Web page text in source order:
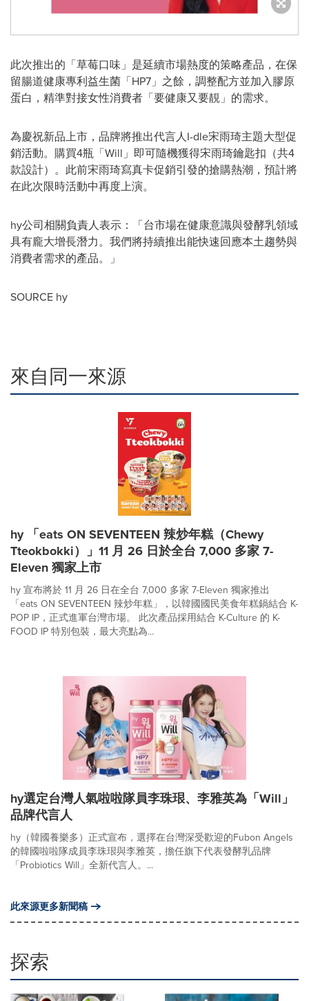
此次推出的「草莓口味」是延續市場熱度的策略產品，在保
留腸道健康專利益生菌「HP7」之餘，調整配方並加入膠原
蛋白，精準對接女性消費者「要健康又要靚」的需求。
為慶祝新品上市，品牌將推出代言人I-dle宋雨琦主題大型促
銷活動。購買4瓶「Will」即可隨機獲得宋雨琦鑰匙扣（共4
款設計）。此前宋雨琦寫真卡促銷引發的搶購熱潮，預計將
在此次限時活動中再度上演。
hy公司相關負責人表示：「台市場在健康意識與發酵乳領域
具有龐大增長潛力。我們將持續推出能快速回應本土趨勢與
消費者需求的產品。」
SOURCE hy
來自同一來源
hy 「eats ON SEVENTEEN 辣炒年糕（Chewy
Tteokbokki）」11 月 26 日於全台 7,000 多家 7-
Eleven 獨家上市
hy 宣布將於 11 月 26 日在全台 7,000 多家 7-Eleven 獨家推出
「eats ON SEVENTEEN 辣炒年糕」，以韓國國民美食年糕鍋結合 K-
POP IP，正式進軍台灣市場。 此次產品採用結合 K-Culture 的 K-
FOOD IP 特別包裝，最大亮點為...
hy選定台灣人氣啦啦隊員李珠珢、李雅英為「Will」
品牌代言人
hy（韓國養樂多）正式宣布，選擇在台灣深受歡迎的Fubon Angels
的韓國啦啦隊成員李珠珢與李雅英，擔任旗下代表發酵乳品牌
「Probiotics Will」全新代言人。...
此來源更多新聞稿
探索